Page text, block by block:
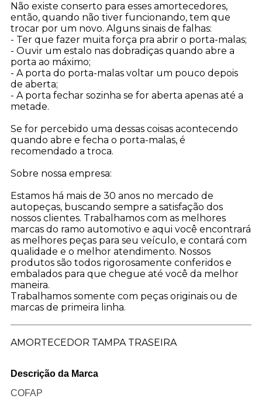
Não existe conserto para esses amortecedores,
então, quando não tiver funcionando, tem que
trocar por um novo. Alguns sinais de falhas:
- Ter que fazer muita força pra abrir o porta-malas;
- Ouvir um estalo nas dobradiças quando abre a
porta ao máximo;
- A porta do porta-malas voltar um pouco depois
de aberta;
- A porta fechar sozinha se for aberta apenas até a
metade.
Se for percebido uma dessas coisas acontecendo
quando abre e fecha o porta-malas, é
recomendado a troca.
Sobre nossa empresa:
Estamos há mais de 30 anos no mercado de
autopeças, buscando sempre a satisfação dos
nossos clientes. Trabalhamos com as melhores
marcas do ramo automotivo e aqui você encontrar
as melhores peças para seu veículo, e contará com
qualidade e o melhor atendimento. Nossos
produtos são todos rigorosamente conferidos e
embalados para que chegue até você da melhor
maneira.
Trabalhamos somente com peças originais ou de
marcas de primeira linha.
AMORTECEDOR TAMPA TRASEIRA
Descrição da Marca
COFAP